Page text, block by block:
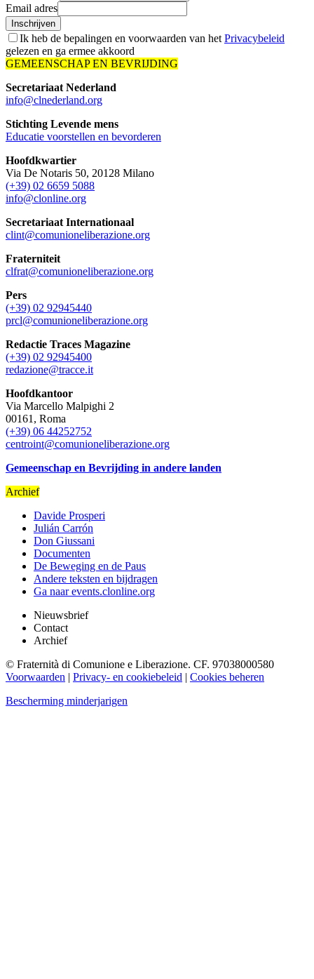
Email adres
Inschrijven
Ik heb de bepalingen en voorwaarden van het Privacybeleid
gelezen en ga ermee akkoord
GEMEENSCHAP EN BEVRIJDING
Secretariaat Nederland
info@clnederland.org
Stichting Levende mens
Educatie voorstellen en bevorderen
Hoofdkwartier
Via De Notaris 50, 20128 Milano
(+39) 02 6659 5088
info@clonline.org
Secretariaat Internationaal
clint@comunioneliberazione.org
Fraterniteit
clfrat@comunioneliberazione.org
Pers
(+39) 02 92945440
prcl@comunioneliberazione.org
Redactie Traces Magazine
(+39) 02 92945400
redazione@tracce.it
Hoofdkantoor
Via Marcello Malpighi 2
00161, Roma
(+39) 06 44252752
centroint@comunioneliberazione.org
Gemeenschap en Bevrijding in andere landen
Archief
Davide Prosperi
Julián Carrón
Don Giussani
Documenten
De Beweging en de Paus
Andere teksten en bijdragen
Ga naar events.clonline.org
Nieuwsbrief
Contact
Archief
© Fraternità di Comunione e Liberazione. CF. 97038000580
Voorwaarden | Privacy- en cookiebeleid | Cookies beheren
Bescherming minderjarigen